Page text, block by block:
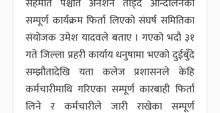
सम्पूर्ण कार्यक्रम फिर्ता लिएको संघर्ष समितिका
संयोजक उमेश यादवले बताए । गएको भदौ ३१
गते जिल्ला प्रहरी कार्याय धनुषामा भएको दुईबुँदे
सम्झौतादेखि यता कलेज प्रशासनले केहि
कर्मचारीमाथि गरिएका सम्पूर्ण कारबाही फिर्ता
लिने र कर्मचारीले जारी राखेका सम्पूर्ण